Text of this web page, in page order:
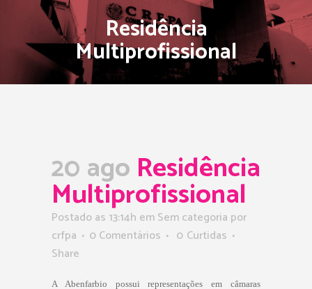
Residência
Multiprofissional
20 ago Residência
Multiprofissional
Postado as 13:14h em Sem categoria por
crfpa
0 Comentários 0 Curtidas
Share
A Abenfarbio possui representações em câmaras